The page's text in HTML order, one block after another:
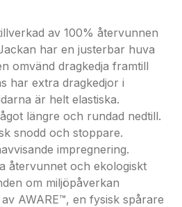
av 100% återvunnen
har en justerbar huva
omvänd dragkedja framtill
har extra dragkedjor i
är helt elastiska.
längre och rundad nedtill.
snodd och stoppare.
impregnering.
återvunnet och ekologiskt
om miljöpåverkan
AWARE™, en fysisk spårare